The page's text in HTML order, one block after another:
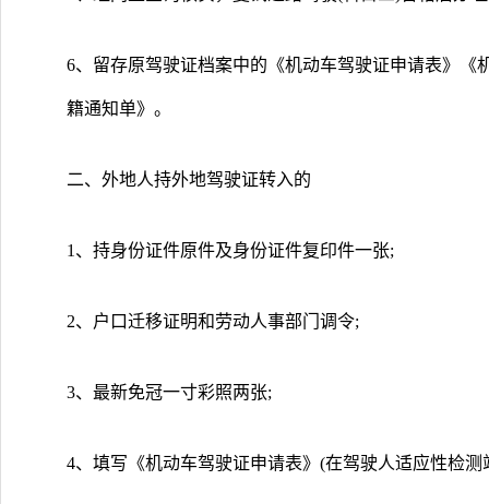
6、留存原驾驶证档案中的《机动车驾驶证申请表》《
籍通知单》。
二、外地人持外地驾驶证转入的
1、持身份证件原件及身份证件复印件一张;
2、户口迁移证明和劳动人事部门调令;
3、最新免冠一寸彩照两张;
4、填写《机动车驾驶证申请表》(在驾驶人适应性检测